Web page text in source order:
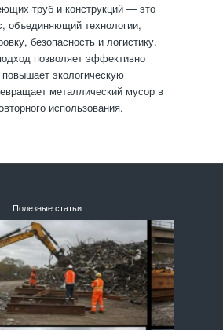
труб и конструкций — это
объединяющий технологии,
безопасность и логистику.
позволяет эффективно
экологическую
металлический мусор в
использования.
Полезные статьи